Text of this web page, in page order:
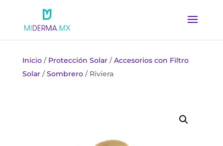
Inicio/ Protección Solar/Accesorios con Filtro
Solar/Sombrero/ Riviera